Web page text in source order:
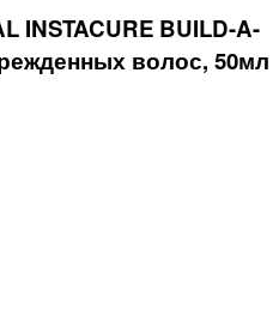
INSTACURE BUILD-A-
волос, 50мл